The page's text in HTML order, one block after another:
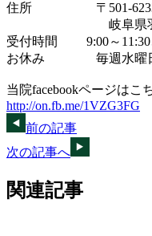
住所 〒501-
岐阜県羽島市
受付時間 9:00～11:30
お休み 毎週水曜日
当院facebookページはこ
http://on.fb.me/1VZG3FG
前の記事
次の記事へ
関連記事